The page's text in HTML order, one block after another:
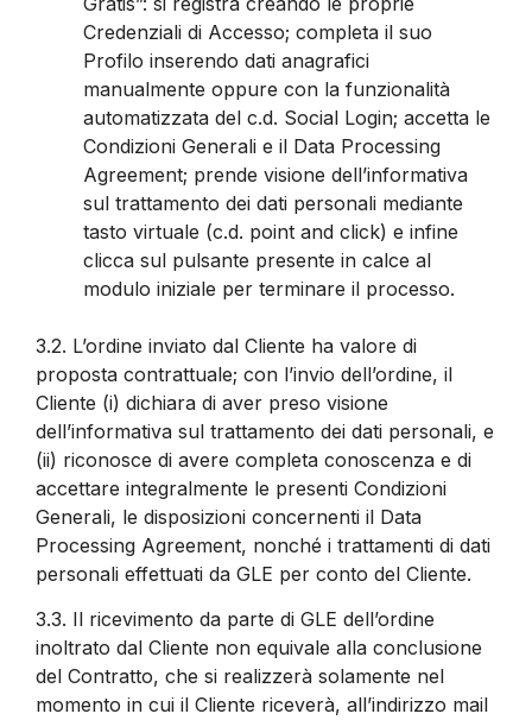
Credenziali di Accesso; completa il suo
Profilo inserendo dati anagrafici
manualmente oppure con la funzionalità
automatizzata del c.d. Social Login; accetta le
Condizioni Generali e il Data Processing
Agreement; prende visione dell’informativa
sul trattamento dei dati personali mediante
tasto virtuale (c.d. point and click) e infine
clicca sul pulsante presente in calce al
modulo iniziale per terminare il processo.
3.2. L’ordine inviato dal Cliente ha valore di
proposta contrattuale; con l’invio dell’ordine, il
Cliente (i) dichiara di aver preso visione
dell’informativa sul trattamento dei dati personali, e
(ii) riconosce di avere completa conoscenza e di
accettare integralmente le presenti Condizioni
Generali, le disposizioni concernenti il Data
Processing Agreement, nonché i trattamenti di dati
personali effettuati da GLE per conto del Cliente.
3.3. Il ricevimento da parte di GLE dell’ordine
inoltrato dal Cliente non equivale alla conclusione
del Contratto, che si realizzerà solamente nel
momento in cui il Cliente riceverà, all’indirizzo mail